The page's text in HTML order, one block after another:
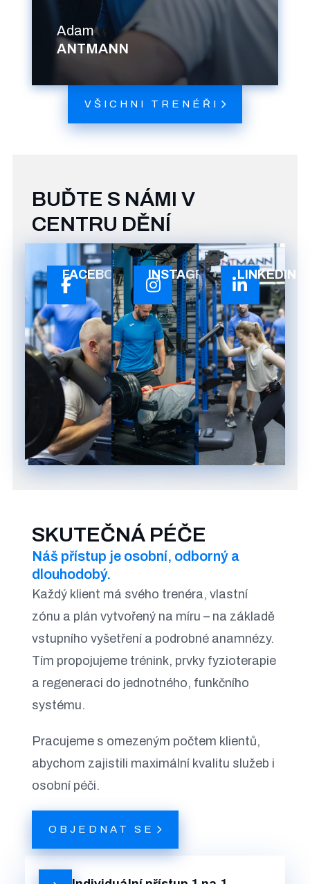
Adam
ANTMANN
VŠICHNI TRENÉŘI
BUĎTE S NÁMI V
CENTRU DĚNÍ
FACEBOOK INSTAGRAM LINKEDIN
SKUTEČNÁ PÉČE
Náš přístup je osobní, odborný a
dlouhodobý.
Každý klient má svého trenéra, vlastní
zónu a plán vytvořený na míru – na základě
vstupního vyšetření a podrobné anamnézy.
Tím propojujeme trénink, prvky fyzioterapie
a regeneraci do jednotného, funkčního
systému.
Pracujeme s omezeným počtem klientů,
abychom zajistili maximální kvalitu služeb i
osobní péči.
OBJEDNAT SE